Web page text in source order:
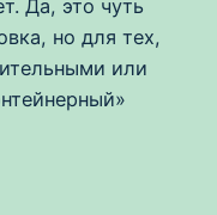
Да, это чуть
но для тех,
или